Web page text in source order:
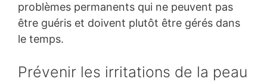
problèmes permanents qui ne peuvent pas
être guéris et doivent plutôt être gérés dans
le temps.
Prévenir les irritations de la peau